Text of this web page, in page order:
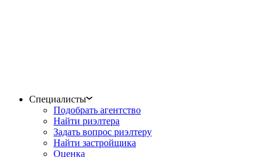
Специалисты
Подобрать агентство
Найти риэлтера
Задать вопрос риэлтеру
Найти застройщика
Оценка